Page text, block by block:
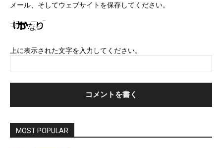
メール、そしてウェブサイトを保存してください。
上に表示された文字を入力してください。
MOST POPULAR